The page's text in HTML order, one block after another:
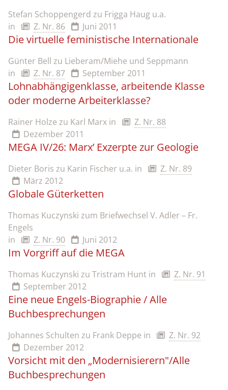
Stefan Schoppengerd zu Frigga Haug u.a.
in
Z. Nr. 86 Juni 2011
Die virtuelle feministische Internationale
Günter Bell zu Lieberam/Miehe und Seppmann
in
Z. Nr. 87 September 2011
Lohnabhängigenklasse, arbeitende Klasse
oder moderne Arbeiterklasse?
Rainer Holze zu Karl Marx in
Z. Nr. 88
Dezember 2011
MEGA IV/26: Marx’ Exzerpte zur Geologie
Dieter Boris zu Karin Fischer u.a. in
Z. Nr. 89
März 2012
Globale Güterketten
Thomas Kuczynski zum Briefwechsel V. Adler – Fr.
Engels
in
Z. Nr. 90 Juni 2012
Im Vorgriff auf die MEGA
Thomas Kuczynski zu Tristram Hunt in
Z. Nr. 91
September 2012
Eine neue Engels-Biographie / Alle
Buchbesprechungen
Johannes Schulten zu Frank Deppe in
Z. Nr. 92
Dezember 2012
Vorsicht mit den „Modernisierern"/Alle
Buchbesprechungen